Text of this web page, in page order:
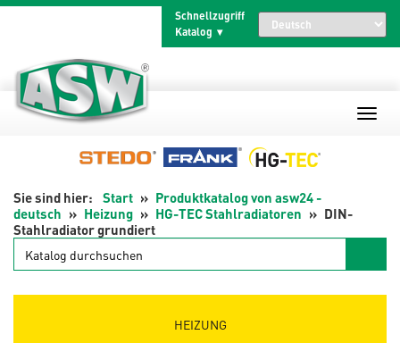
Schnellzugriff
Katalog
Start
Produktkatalog von asw24 -
deutsch
Heizung HG-TEC Stahlradiatoren
DIN-
Stahlradiator grundiert
Katalog
durchsuchen
HEIZUNG